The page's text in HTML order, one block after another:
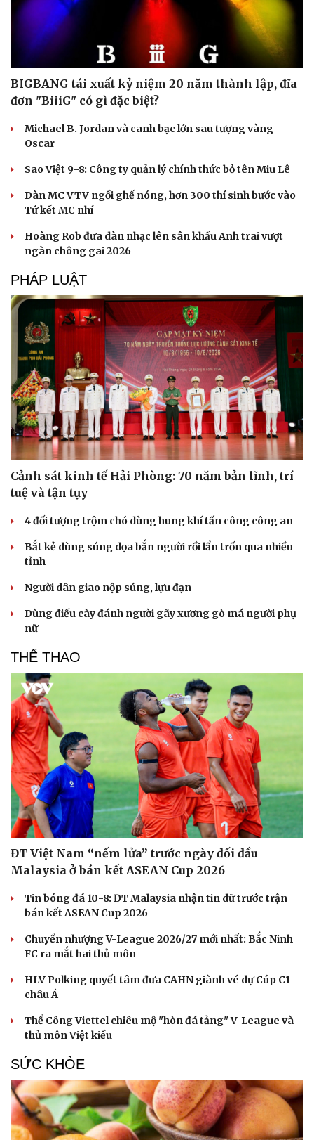
Văn hóa
Sân khấu - Điện ảnh
Văn học
Âm nhạc
Di sản
Giải trí
Nghệ sĩ
Thời trang
BIGBANG tái xuất kỷ niệm 20 năm thành lập, đĩa
đơn "BiiiG" có gì đặc biệt?
Michael B. Jordan và canh bạc lớn sau tượng vàng
Oscar
Sao Việt 9-8: Công ty quản lý chính thức bỏ tên Miu Lê
Dàn MC VTV ngồi ghế nóng, hơn 300 thí sinh bước vào
Tứ kết MC nhí
Hoàng Rob đưa dàn nhạc lên sân khấu Anh trai vượt
ngàn chông gai 2026
PHÁP LUẬT
Cảnh sát kinh tế Hải Phòng: 70 năm bản lĩnh, trí
tuệ và tận tụy
4 đối tượng trộm chó dùng hung khí tấn công công an
Bắt kẻ dùng súng dọa bắn người rồi lẩn trốn qua nhiều
tỉnh
Người dân giao nộp súng, lựu đạn
Dùng điếu cày đánh người gãy xương gò má người phụ
nữ
THỂ THAO
ĐT Việt Nam “nếm lửa” trước ngày đối đầu
Malaysia ở bán kết ASEAN Cup 2026
Tin bóng đá 10-8: ĐT Malaysia nhận tin dữ trước trận
bán kết ASEAN Cup 2026
Chuyển nhượng V-League 2026/27 mới nhất: Bắc Ninh
FC ra mắt hai thủ môn
HLV Polking quyết tâm đưa CAHN giành vé dự Cúp C1
châu Á
Thể Công Viettel chiêu mộ "hòn đá tảng" V-League và
thủ môn Việt kiều
SỨC KHỎE